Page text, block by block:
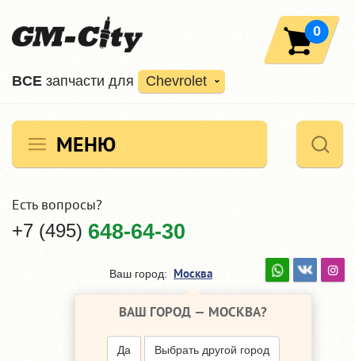
ВCE запчасти для Chevrolet
0
МЕНЮ
Есть вопросы?
+7 (495) 648-64-30
Ваш город: Москва
ВАШ ГОРОД — МОСКВА?
Да Выбрать другой город